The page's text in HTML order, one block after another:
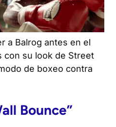
a Balrog antes en el
con su look de Street
de boxeo contra
Bounce”